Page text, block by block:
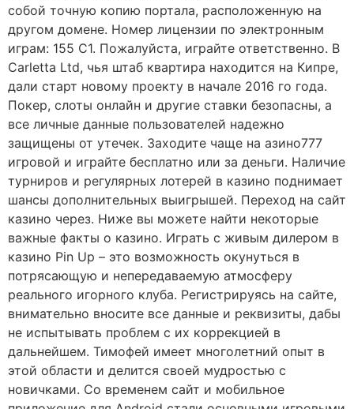
собой точную копию портала, расположенную на
другом домене. Номер лицензии по электронным
играм: 155 C1. Пожалуйста, играйте ответственно. В
Carletta Ltd, чья штаб квартира находится на Кипре,
дали старт новому проекту в начале 2016 го года.
Покер, слоты онлайн и другие ставки безопасны, а
все личные данные пользователей надежно
защищены от утечек. Заходите чаще на азино777
игровой и играйте бесплатно или за деньги. Наличие
турниров и регулярных лотерей в казино поднимает
шансы дополнительных выигрышей. Переход на сайт
казино через. Ниже вы можете найти некоторые
важные факты о казино. Играть с живым дилером в
казино Pin Up – это возможность окунуться в
потрясающую и непередаваемую атмосферу
реального игорного клуба. Регистрируясь на сайте,
внимательно вносите все данные и реквизиты, дабы
не испытывать проблем с их коррекцией в
дальнейшем. Тимофей имеет многолетний опыт в
этой области и делится своей мудростью с
новичками. Со временем сайт и мобильное